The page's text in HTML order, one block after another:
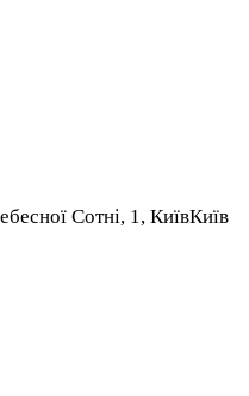
Сотні, 1, КиївКиїв